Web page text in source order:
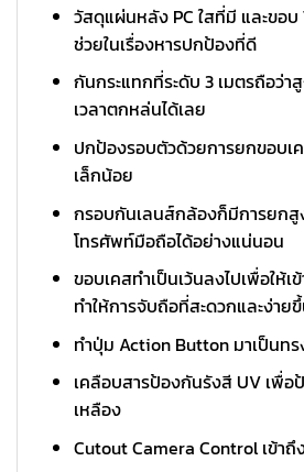
วัสดุแผ่นหลัง PC ใสที่มี และขอบ
ช่วยในเรื่องหารปกป้องที่ดี
กันกระแทกที่ระดับ 3 เมตรถือว่า
เวลาตกหล่นได้เลย
ปกป้องรอบตัวด้วยการยกขอบเ
เล็กน้อย
กรอบกันเลนส์กล้องก็มีการยก
โทรศัพท์มือถือได้อย่างแน่นอน
ขอบเคสทำเป็นเว้นลงไปเพื่อให้เ
ทำให้การจับถือที่สะดวกและง่าย
ทำปุ่ม Action Button มาเป็นท
เคลือบสารป้องกันรังสี UV เพื่อ
เหลือง
Cutout Camera Control เข้าถึ